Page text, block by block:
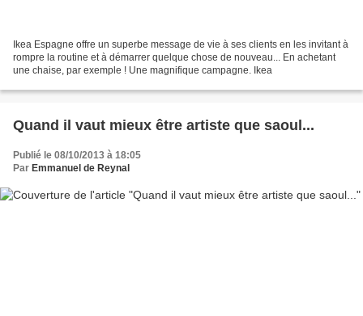
Ikea Espagne offre un superbe message de vie à ses clients en les invitant à
rompre la routine et à démarrer quelque chose de nouveau... En achetant
une chaise, par exemple ! Une magnifique campagne. Ikea
Quand il vaut mieux être artiste que saoul...
Publié le 08/10/2013 à 18:05
Par Emmanuel de Reynal